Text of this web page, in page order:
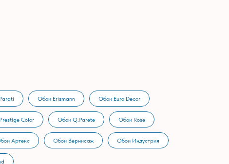
Обои Erismann Обои Euro Decor
Color Обои Q.Parete Обои Rose
Артекс Обои Вернисаж Обои Индустрия